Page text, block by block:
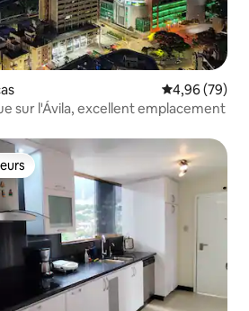
Évaluation
4,96 (79)
sur l'Ávila, excellent emplacement